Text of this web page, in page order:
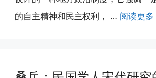
的自主精神和民主权利， … 阅读更多